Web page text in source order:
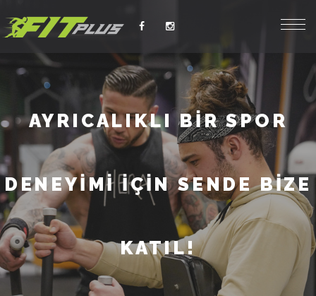
AYRICALIKLI BİR SPOR
DENEYİMİ İÇİN SENDE BİZE
KATIL!